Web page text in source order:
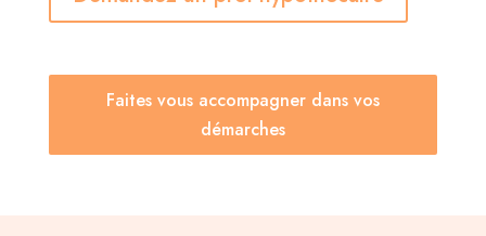
Faites vous accompagner dans vos
démarches